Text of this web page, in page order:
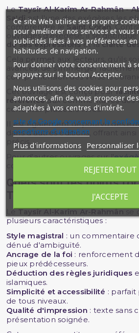
LeTaysîr Al-Karîm Ar-Rahmân -
Sa'dîest l'une des exégèses les
comprendre leSaint Coran .
ouvrages d'exégèse, il se
de ses expressionset laclarté
Cela permet aux lecteurs, qu'ils
avancés, de s'immerger
compréhension des versets
Cet ouvrage est conçu pour
référenceaux commentaires des
consulter plusieurs livres.
Il est également dépourvu des
dans d'autres éditions, offrant
précis.
Pour d'autres ouvrages sur l'
consultez notre collection
Quels sont les points
LeTaysîr Al-Karîm Ar-Rahmânse
plusieurs caractéristiques :
Style magistral : un commentaire
dénué d'ambiguïté.
Ancrage de la foi : renforcement
pieux prédécesseurs.
Déduction des règles juridiques
islamiques.
Simplicité et accessibilité :
de tous niveaux.
Qualité d'impression : texte sans
présentation soignée.
Ce site Web utilise ses propres
pour améliorer nos services et vous
publicités liées à vos préférences
habitudes de navigation.
Pour donner votre consentement à
appuyez sur le bouton Accepter.
Nous utilisons des cookies pour
annonces, afin de vous proposer
adaptées à vos centres d'intérêt.
site de Google concernant la
conditions d'utilisation
Plus d'informations Personnaliser
REJETER TOUT
J'ACCEPTE